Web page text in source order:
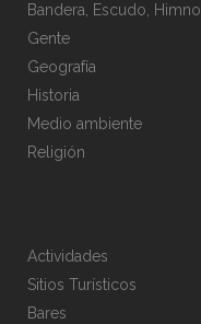
Bandera, Escudo, Himno
Gente
Geografía
Historia
Medio ambiente
Religión
Actividades
Sitios Turísticos
Bares